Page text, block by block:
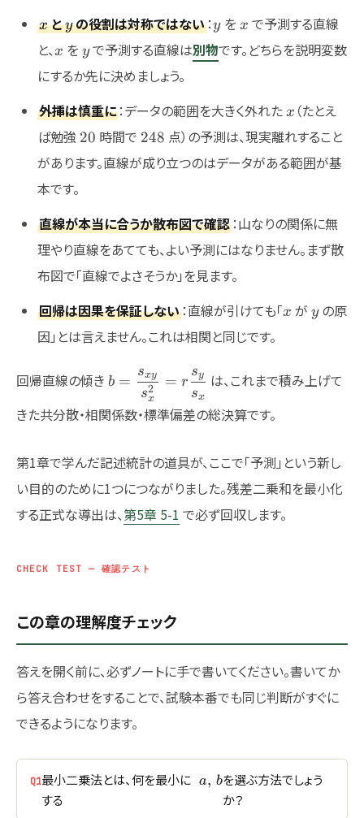
x
xとy
yの役割は対称ではない：y
yを x
x で予測する直線
と、x
x を y
yで予測する直線は別物です。どちらを説明変数
にするか先に決めましょう。
外挿は慎重に：データの範囲を大きく外れた x
x （たとえ
ば勉強 20
20 時間で 248
248 点）の予測は、現実離れすること
があります。直線が成り立つのはデータがある範囲が基
本です。
直線が本当に合うか散布図で確認：山なりの関係に無
理やり直線をあてても、よい予測にはなりません。まず散
布図で「直線でよさそうか」を見ます。
回帰は因果を保証しない：直線が引けても「x
x が y
yの原
因」とは言えません。これは相関と同じです。
回帰直線の傾き b=\dfrac{s_{xy}}
{s_x^2}=r\dfrac{s_y}
{s_x}
b =
sx
2
sxy = r
sx
sy
は、これまで積み上げて
きた共分散・相関係数・標準偏差の総決算です。
第1章で学んだ記述統計の道具が、ここで「予測」という新し
い目的のために1つにつながりました。残差二乗和を最小化
する正式な導出は、第5章 5-1 で必ず回収します。
CHECK TEST — 確認テスト
この章の理解度チェック
答えを開く前に、必ずノートに手で書いてください。書いてか
ら答え合わせをすることで、試験本番でも同じ判断がすぐに
できるようになります。
Q1最小二乗法とは、何を最小に
する
a,\,b
a, bを選ぶ方法でしょう
か？